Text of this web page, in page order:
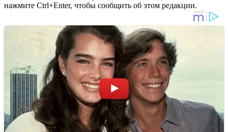
нажмите Ctrl+Enter, чтобы сообщить об этом редакции.